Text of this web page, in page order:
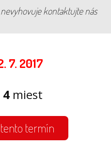
kontaktujte nás
7. 2017
4 miest
termín